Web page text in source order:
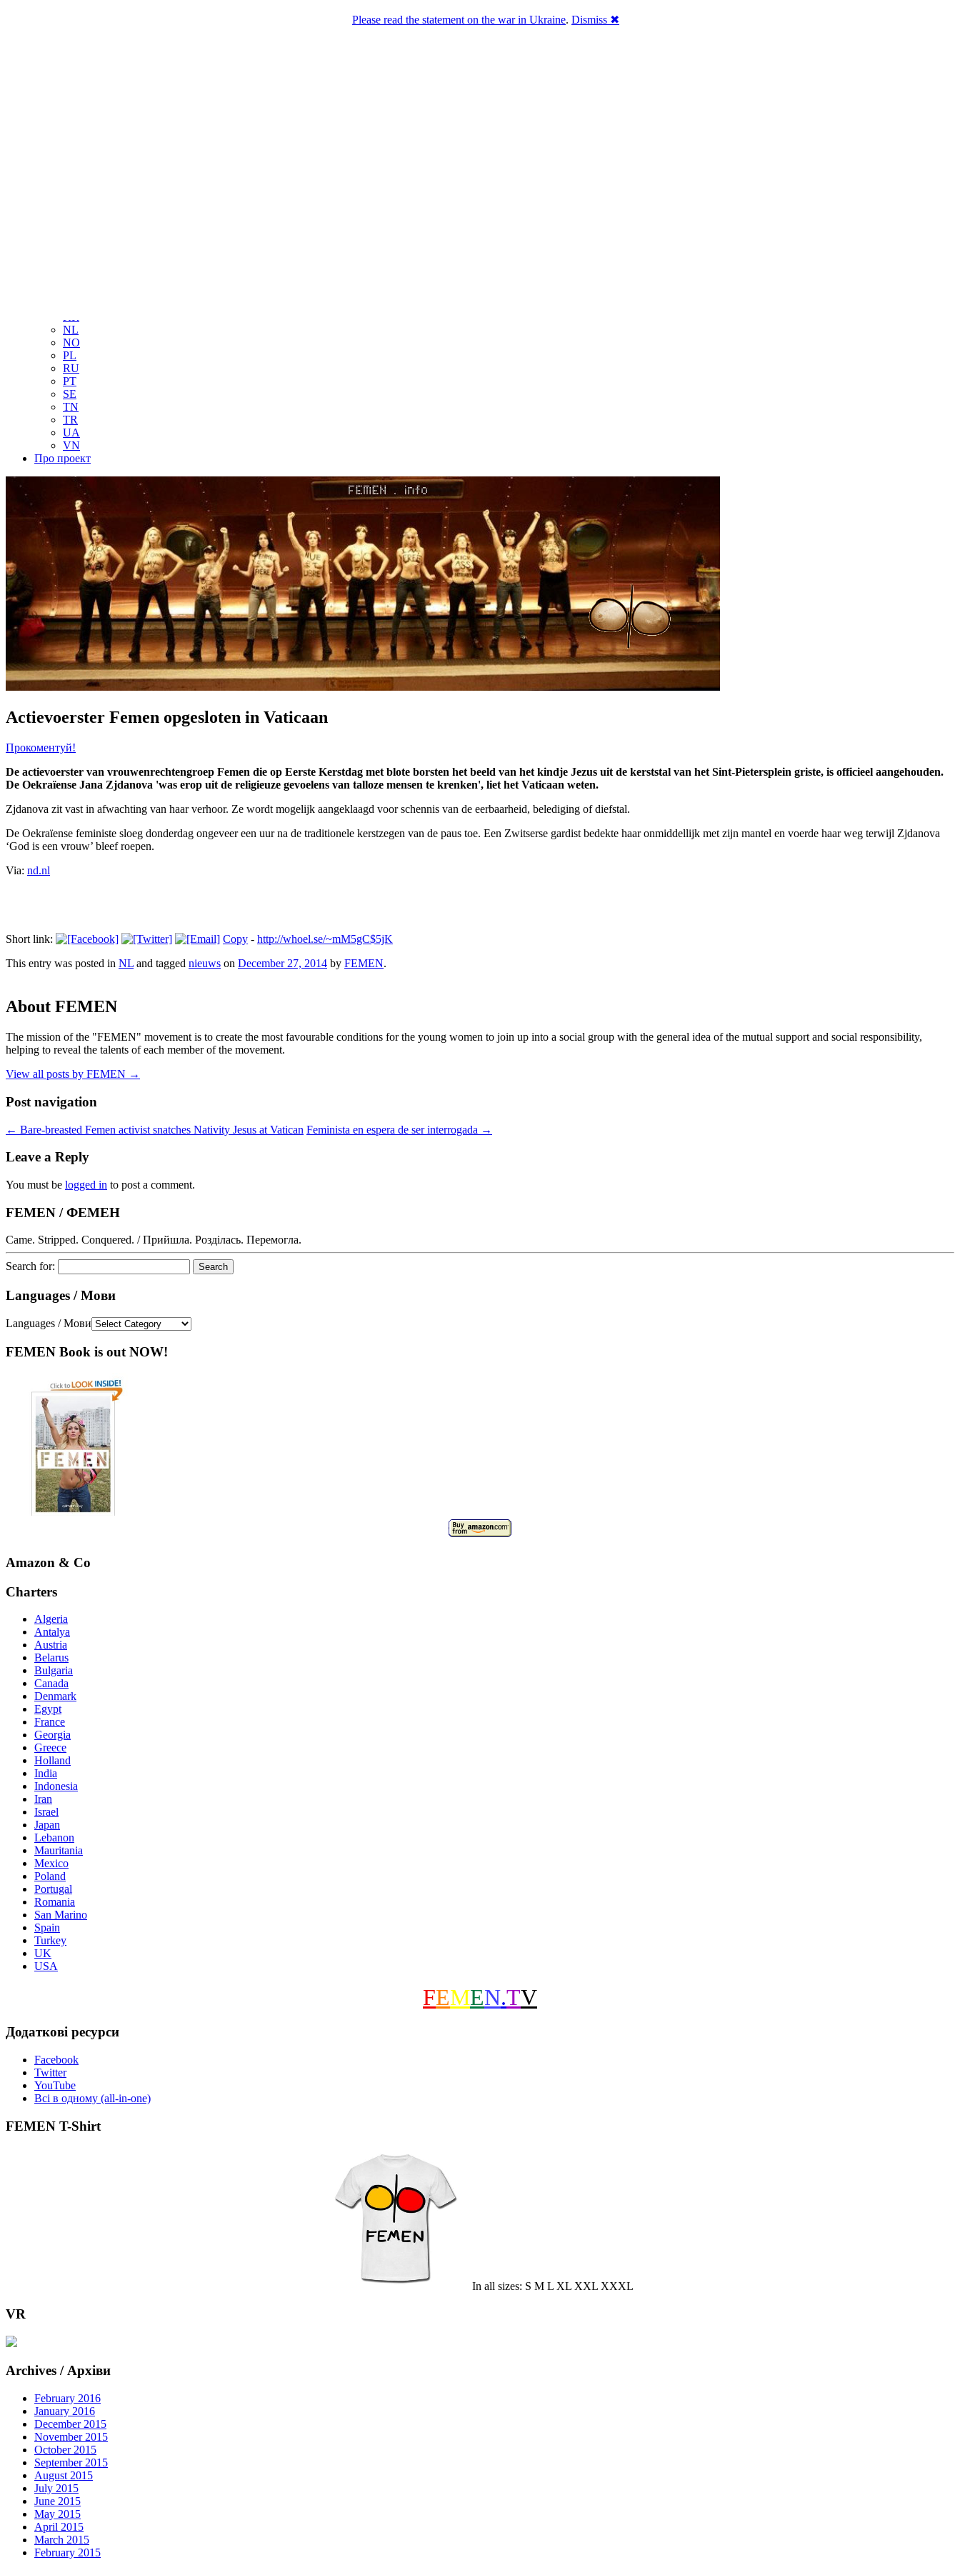
KR
NL
NO
PL
RU
PT
SE
TN
TR
UA
VN
Про проект
Actievoerster Femen opgesloten in Vaticaan
Прокоментуй!
De actievoerster van vrouwenrechtengroep Femen die op Eerste Kerstdag met blote borsten het beeld van het kindje Jezus uit de kerststal van het Sint-Pietersplein griste, is officieel aangehouden.
De Oekraïense Jana Zjdanova 'was erop uit de religieuze gevoelens van talloze mensen te krenken', liet het Vaticaan weten.
Zjdanova zit vast in afwachting van haar verhoor. Ze wordt mogelijk aangeklaagd voor schennis van de eerbaarheid, belediging of diefstal.
De Oekraïense feministe sloeg donderdag ongeveer een uur na de traditionele kerstzegen van de paus toe. Een Zwitserse gardist bedekte haar onmiddellijk met zijn mantel en voerde haar weg terwijl Zjdanova
‘God is een vrouw’ bleef roepen.
Via: nd.nl
Short link: Copy - http://whoel.se/~mM5gC$5jK
This entry was posted in NL and tagged nieuws on December 27, 2014 by FEMEN.
About FEMEN
The mission of the "FEMEN" movement is to create the most favourable conditions for the young women to join up into a social group with the general idea of the mutual support and social responsibility,
helping to reveal the talents of each member of the movement.
View all posts by FEMEN →
Post navigation
← Bare-breasted Femen activist snatches Nativity Jesus at Vatican Feminista en espera de ser interrogada →
Leave a Reply
You must be logged in to post a comment.
FEMEN / ФЕМЕН
Came. Stripped. Conquered. / Прийшла. Розділась. Перемогла.
Search for:
Languages / Мови
Languages / Мови
FEMEN Book is out NOW!
Amazon & Co
Charters
Algeria
Antalya
Austria
Belarus
Bulgaria
Canada
Denmark
Egypt
France
Georgia
Greece
Holland
India
Indonesia
Iran
Israel
Japan
Lebanon
Mauritania
Mexico
Poland
Portugal
Romania
San Marino
Spain
Turkey
UK
USA
FEMEN.TV
Додаткові ресурси
Facebook
Twitter
YouTube
Всі в одному (all-in-one)
FEMEN T-Shirt
In all sizes: S M L XL XXL XXXL
VR
Archives / Архіви
February 2016
January 2016
December 2015
November 2015
October 2015
September 2015
August 2015
July 2015
June 2015
May 2015
April 2015
March 2015
February 2015
Please read the statement on the war in Ukraine. Dismiss ✖